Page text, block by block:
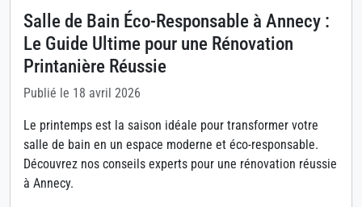
Salle de Bain Éco-Responsable à Annecy :
Le Guide Ultime pour une Rénovation
Printanière Réussie
Publié le 18 avril 2026
Le printemps est la saison idéale pour transformer votre
salle de bain en un espace moderne et éco-responsable.
Découvrez nos conseils experts pour une rénovation réussie
à Annecy.